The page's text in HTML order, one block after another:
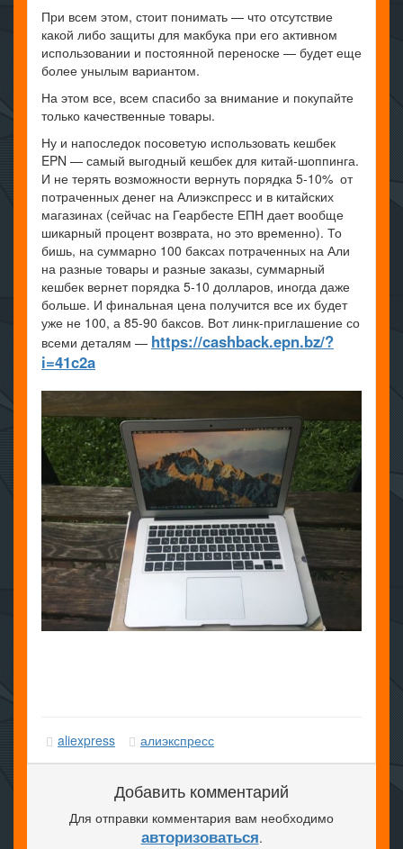
При всем этом, стоит понимать — что отсутствие
какой либо защиты для макбука при его активном
использовании и постоянной переноске — будет еще
более унылым вариантом.
На этом все, всем спасибо за внимание и покупайте
только качественные товары.
Ну и напоследок посоветую использовать кешбек
EPN — самый выгодный кешбек для китай-шоппинга.
И не терять возможности вернуть порядка 5-10% от
потраченных денег на Алиэкспресс и в китайских
магазинах (сейчас на Геарбесте ЕПН дает вообще
шикарный процент возврата, но это временно). То
бишь, на суммарно 100 баксах потраченных на Али
на разные товары и разные заказы, суммарный
кешбек вернет порядка 5-10 долларов, иногда даже
больше. И финальная цена получится все их будет
уже не 100, а 85-90 баксов. Вот линк-приглашение со
всеми деталям — https://cashback.epn.bz/?
i=41c2a
aliexpress алиэкспресс
Добавить комментарий
Для отправки комментария вам необходимо
авторизоваться.